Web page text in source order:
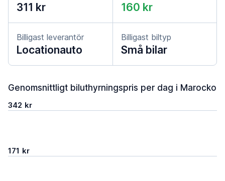
311 kr 160 kr
Billigast leverantör
Locationauto
Billigast biltyp
Små bilar
Genomsnittligt biluthyrningspris per dag i Marocko
342 kr
171 kr